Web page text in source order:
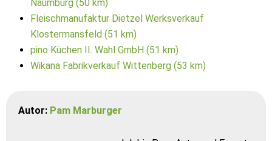
Naumburg (50 km)
Fleischmanufaktur Dietzel Werksverkauf
Klostermansfeld (51 km)
pino Küchen II. Wahl GmbH (51 km)
Wikana Fabrikverkauf Wittenberg (53 km)
Autor: Pam Marburger